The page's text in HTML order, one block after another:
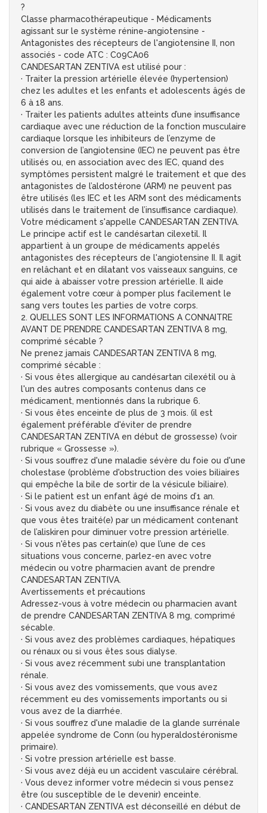
?
Classe pharmacothérapeutique - Médicaments
agissant sur le système rénine-angiotensine -
Antagonistes des récepteurs de l'angiotensine II, non
associés - code ATC : C09CA06
CANDESARTAN ZENTIVA est utilisé pour :
· Traiter la pression artérielle élevée (hypertension)
chez les adultes et les enfants et adolescents âgés de
6 à 18 ans.
· Traiter les patients adultes atteints d’une insuffisance
cardiaque avec une réduction de la fonction musculaire
cardiaque lorsque les inhibiteurs de l’enzyme de
conversion de l’angiotensine (IEC) ne peuvent pas être
utilisés ou, en association avec des IEC, quand des
symptômes persistent malgré le traitement et que des
antagonistes de l’aldostérone (ARM) ne peuvent pas
être utilisés (les IEC et les ARM sont des médicaments
utilisés dans le traitement de l’insuffisance cardiaque).
Votre médicament s'appelle CANDESARTAN ZENTIVA.
Le principe actif est le candésartan cilexetil. Il
appartient à un groupe de médicaments appelés
antagonistes des récepteurs de l'angiotensine II. Il agit
en relâchant et en dilatant vos vaisseaux sanguins, ce
qui aide à abaisser votre pression artérielle. Il aide
également votre cœur à pomper plus facilement le
sang vers toutes les parties de votre corps.
2. QUELLES SONT LES INFORMATIONS A CONNAITRE
AVANT DE PRENDRE CANDESARTAN ZENTIVA 8 mg,
comprimé sécable ?
Ne prenez jamais CANDESARTAN ZENTIVA 8 mg,
comprimé sécable :
· Si vous êtes allergique au candésartan cilexétil ou à
l'un des autres composants contenus dans ce
médicament, mentionnés dans la rubrique 6.
· Si vous êtes enceinte de plus de 3 mois. (il est
également préférable d'éviter de prendre
CANDESARTAN ZENTIVA en début de grossesse) (voir
rubrique « Grossesse »).
· Si vous souffrez d'une maladie sévère du foie ou d'une
cholestase (problème d'obstruction des voies biliaires
qui empêche la bile de sortir de la vésicule biliaire).
· Si le patient est un enfant âgé de moins d’1 an.
· Si vous avez du diabète ou une insuffisance rénale et
que vous êtes traité(e) par un médicament contenant
de l’aliskiren pour diminuer votre pression artérielle.
· Si vous n'êtes pas certain(e) que l’une de ces
situations vous concerne, parlez-en avec votre
médecin ou votre pharmacien avant de prendre
CANDESARTAN ZENTIVA.
Avertissements et précautions
Adressez-vous à votre médecin ou pharmacien avant
de prendre CANDESARTAN ZENTIVA 8 mg, comprimé
sécable.
· Si vous avez des problèmes cardiaques, hépatiques
ou rénaux ou si vous êtes sous dialyse.
· Si vous avez récemment subi une transplantation
rénale.
· Si vous avez des vomissements, que vous avez
récemment eu des vomissements importants ou si
vous avez de la diarrhée.
· Si vous souffrez d'une maladie de la glande surrénale
appelée syndrome de Conn (ou hyperaldostéronisme
primaire).
· Si votre pression artérielle est basse.
· Si vous avez déjà eu un accident vasculaire cérébral.
· Vous devez informer votre médecin si vous pensez
être (ou susceptible de le devenir) enceinte.
· CANDESARTAN ZENTIVA est déconseillé en début de